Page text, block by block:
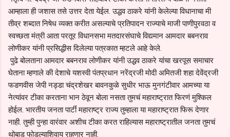
आम्हाला ही जशास तसे उत्तर देता येईल. उद्धव ठाकरे यांनी केलेल्या विधानाचा मी
तीव्र शब्दात निषेध व्यक्त करीत असल्याचे प्रतिपादन राज्याचे माजी पाणीपुरवठा व
स्वच्छता मंत्री आता परतूर विधानसभा मतदारसंघाचे विद्यमान आमदार बबनराव
लोणीकर यांनी प्रसिद्धीस दिलेल्या पत्रकात म्हटले आहे केले.
पुढे बोलताना आमदार बबनराव लोणीकर यांनी उद्धव ठाकरे यांचा खरपूस समाचार
घेताना म्हणाले की देशाचे यशस्वी पंतप्रधान नरेंद्रजी मोदी अमितजी शहा देवेंद्रजी
फडणवीस जेपी नड्डा चंद्रशेखर बावनकुळे सुधीर भाऊ मुनगंटीवार आमच्या या
नेत्यांवर टीका करताना भान ठेवून बोला नसता तुमचं महाराष्ट्रात फिरणं मुश्किल
होईल. भारतीय जनता पार्टी महाराष्ट्र राज्य तुम्हाला या महाराष्ट्रात फिरू देणार
नाही. तुम्ही पुन्हा वारंवार अशीच टीका करत राहिल्यास महाराष्ट्रातील जनता तुमचं
थोबाड फोडल्याशिवाय राहणार नाही.